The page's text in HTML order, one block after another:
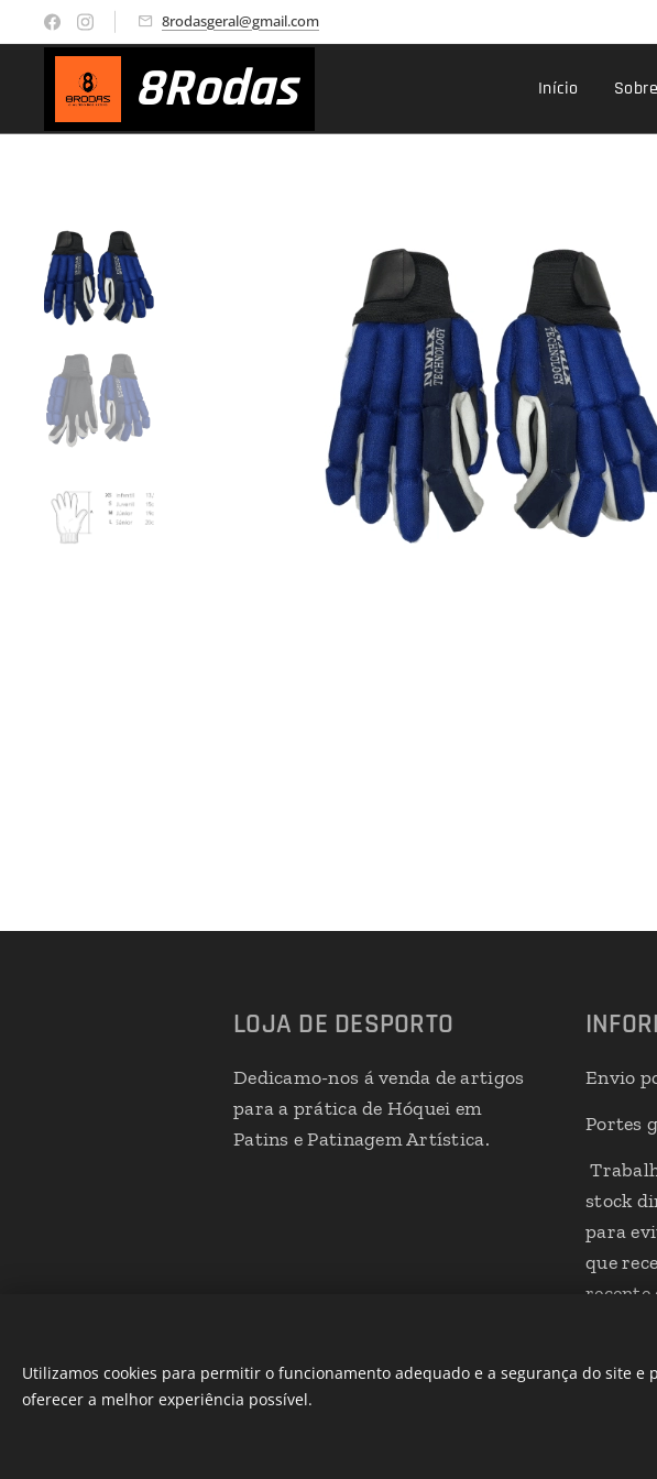
8rodasgeral@gmail.com
8Rodas Início
LOJA DE DESPORTO
Dedicamo-nos á venda de artigos
para a prática de Hóquei em
Patins e Patinagem Artística.
Envio
Portes
stock
para
que
Utilizamos cookies para permitir o funcionamento adequado e a segurança do site e
oferecer a melhor experiência possível.